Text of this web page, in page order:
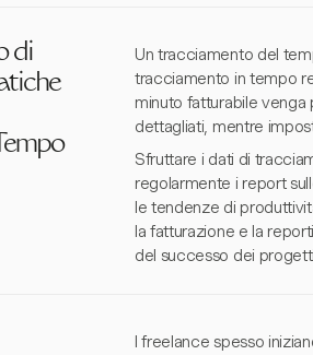
di
Un tracciamento del
tracciamento in tempo
minuto fatturabile
dettagliati, mentre
Sfruttare i dati di
regolarmente i report
le tendenze di
la fatturazione e la
del successo dei
I freelance spesso